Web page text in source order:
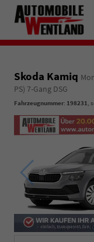
Skoda Kamiq
PS) 7-Gang DSG
Fahrzeugnummer: 198231,